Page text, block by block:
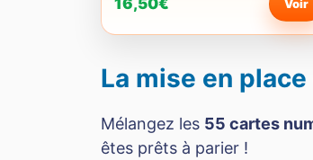
16,50€ Voir
La mise en
Mélangez les 55 cartes
êtes prêts à parier !